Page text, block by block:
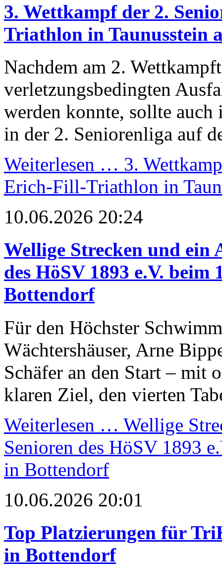
3. Wettkampf der 2.
Triathlon in Taunusstein
Nachdem am 2.
verletzungsbedingten
werden konnte, sollte auch
in der 2. Seniorenliga auf
Weiterlesen … 3.
Erich-Fill-Triathlon in
10.06.2026 20:24
Wellige Strecken und ein
des HöSV 1893 e.V.
Bottendorf
Für den Höchster
Wächtershäuser, Arne
Schäfer an den Start – mit
klaren Ziel, den vierten
Weiterlesen … Wellige
Senioren des HöSV 1893
in Bottendorf
10.06.2026 20:01
Top Platzierungen für
in Bottendorf